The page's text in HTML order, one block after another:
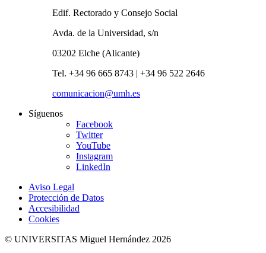
Edif. Rectorado y Consejo Social
Avda. de la Universidad, s/n
03202 Elche (Alicante)
Tel. +34 96 665 8743 | +34 96 522 2646
comunicacion@umh.es
Síguenos
Facebook
Twitter
YouTube
Instagram
LinkedIn
Aviso Legal
Protección de Datos
Accesibilidad
Cookies
© UNIVERSITAS Miguel Hernández 2026